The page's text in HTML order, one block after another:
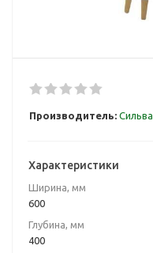
Производитель: Сильва
Характеристики
Ширина, мм
600
Глубина, мм
400